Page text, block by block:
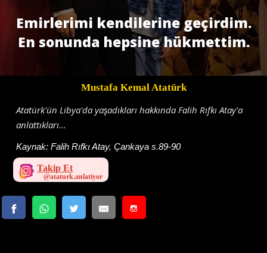
Emirlerimi kendilerine geçirdim.
En sonunda hepsine hükmettim.
Mustafa Kemal Atatürk
Atatürk'ün Libya'da yaşadıkları hakkında Falih Rıfkı Atay'a
anlattıkları...
Kaynak:Falih Rıfkı Atay, Çankaya s.89-90
Takip Et